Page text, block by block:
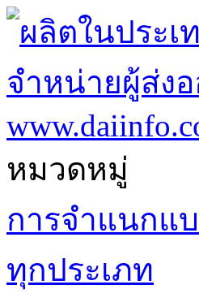
หมวดหมู่
การจำแนกแ
ทุกประเภท